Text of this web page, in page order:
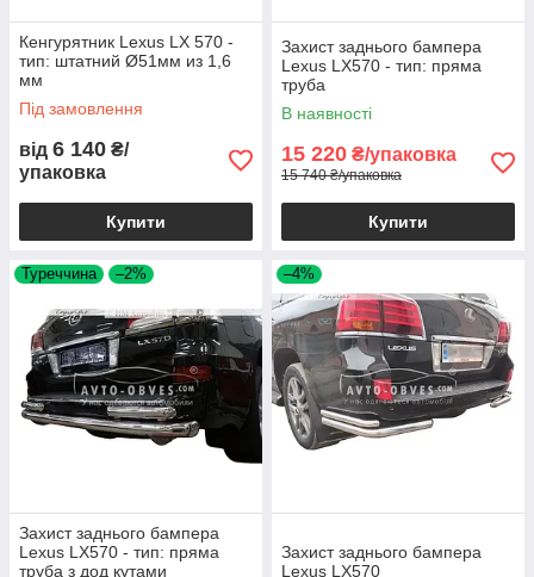
Кенгурятник Lexus LX 570 -
тип: штатний Ø51мм из 1,6
мм
Під замовлення
від 6 140 ₴/
упаковка
Купити
Захист заднього бампера
Lexus LX570 - тип: пряма
труба
В наявності
15 220 ₴/упаковка
15 740 ₴/упаковка
Купити
Туреччина –2%
Захист заднього бампера
Lexus LX570 - тип: пряма
труба з дод кутами
–4%
Захист заднього бампера
Lexus LX570